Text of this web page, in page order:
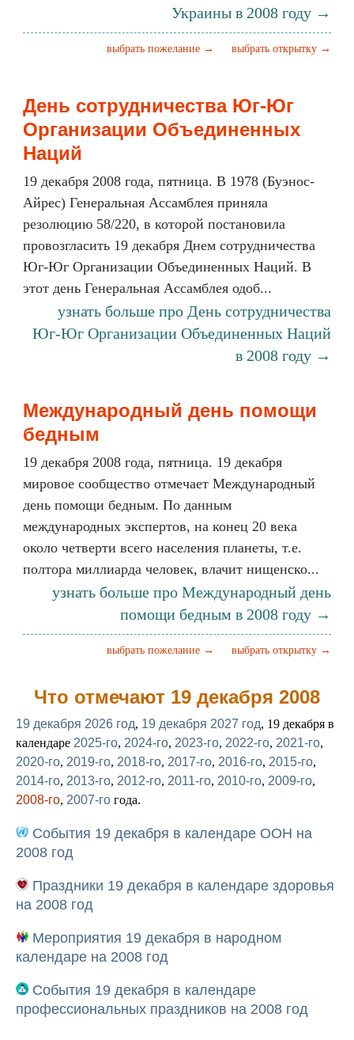
Украины в 2008 году →
выбрать открытку →
выбрать пожелание →
День сотрудничества Юг-Юг
Организации Объединенных
Наций
19 декабря 2008 года, пятница. В 1978 (Буэнос-
Айрес) Генеральная Ассамблея приняла
резолюцию 58/220, в которой постановила
провозгласить 19 декабря Днем сотрудничества
Юг-Юг Организации Объединенных Наций. В
этот день Генеральная Ассамблея одоб...
узнать больше про День сотрудничества
Юг-Юг Организации Объединенных Наций
в 2008 году →
Международный день помощи
бедным
19 декабря 2008 года, пятница. 19 декабря
мировое сообщество отмечает Международный
день помощи бедным. По данным
международных экспертов, на конец 20 века
около четверти всего населения планеты, т.е.
полтора миллиарда человек, влачит нищенско...
узнать больше про Международный день
помощи бедным в 2008 году →
выбрать открытку →
выбрать пожелание →
Что отмечают 19 декабря 2008
19 декабря 2026 год, 19 декабря 2027 год, 19 декабря в
календаре 2025-го, 2024-го, 2023-го, 2022-го, 2021-го,
2020-го, 2019-го, 2018-го, 2017-го, 2016-го, 2015-го,
2014-го, 2013-го, 2012-го, 2011-го, 2010-го, 2009-го,
2008-го, 2007-го года.
События 19 декабря в календаре ООН на
2008 год
Праздники 19 декабря в календаре здоровья
на 2008 год
Мероприятия 19 декабря в народном
календаре на 2008 год
События 19 декабря в календаре
профессиональных праздников на 2008 год